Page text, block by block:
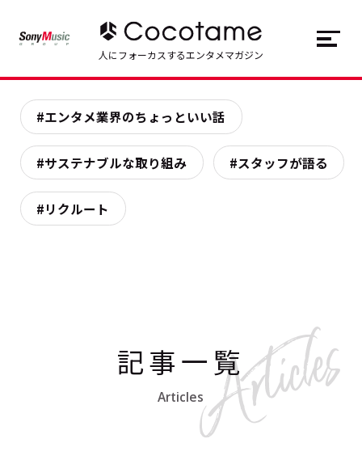
トップ Top
記事一覧 Articles
連載一覧 Series
#エンタメ業界のちょっといい話
JP EN
人にフォーカスするエンタメマガジン
#エンタメ業界のちょっといい話
#サステナブルな取り組み #スタッフが語る
#リクルート
記事一覧
Articles